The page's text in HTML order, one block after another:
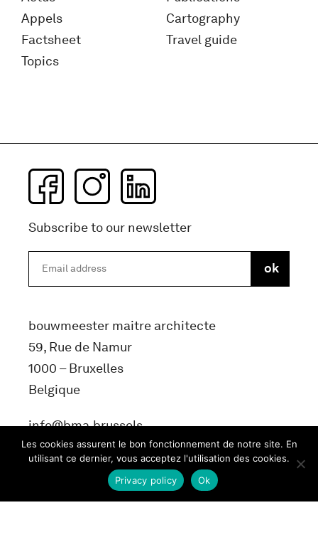
Appels
Factsheet
Topics
Cartography
Travel guide
Subscribe to our newsletter
bouwmeester maitre architecte
59, Rue de Namur
1000 – Bruxelles
Belgique
info@bma.brussels
Les cookies assurent le bon fonctionnement de notre site. En
utilisant ce dernier, vous acceptez l'utilisation des cookies.
Ok
Privacy policy